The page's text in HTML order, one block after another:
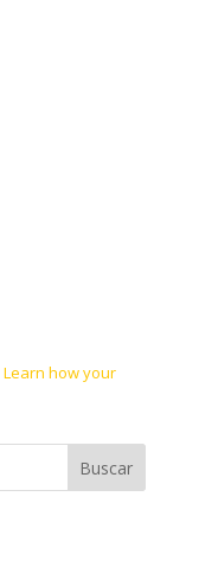
Learn how your